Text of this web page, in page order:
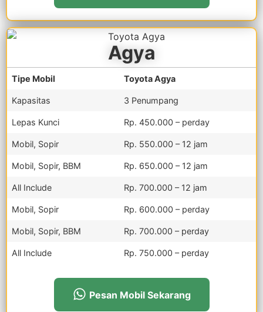
Agya
Tipe Mobil Toyota Agya
Kapasitas 3 Penumpang
Lepas Kunci Rp. 450.000 – perday
Mobil, Sopir Rp. 550.000 – 12 jam
Mobil, Sopir, BBM Rp. 650.000 – 12 jam
All Include Rp. 700.000 – 12 jam
Mobil, Sopir Rp. 600.000 – perday
Mobil, Sopir, BBM Rp. 700.000 – perday
All Include Rp. 750.000 – perday
Pesan Mobil Sekarang